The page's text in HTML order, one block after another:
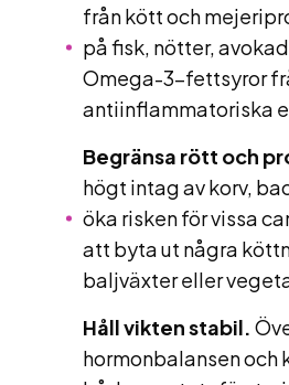
från kött och
på fisk, nötter,
Omega-3-fettsyror
antiinflammatoriska
Begränsa rött och
högt intag av korv,
öka risken för vissa
att byta ut några
baljväxter eller
Håll vikten stabil.
hormonbalansen och